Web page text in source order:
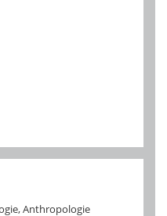
Anthropologie